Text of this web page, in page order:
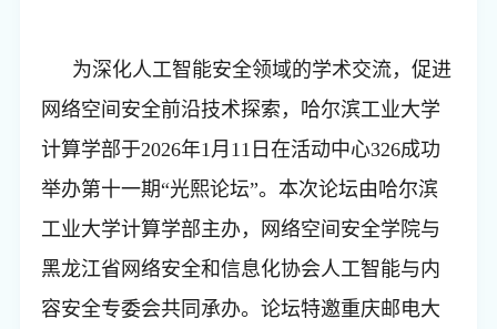
为深化人工智能安全领域的学术交流，促进
网络空间安全前沿技术探索，哈尔滨工业大学
计算学部于2026年1月 11 日在活动中心326成功
举办第十一期“光熙论坛”。本次论坛由哈尔滨
工业大学计算学部主办，网络空间安全学院与
黑龙江省网络安全和信息化协会人工智能与内
容安全专委会共同承办。论坛特邀重庆邮电大